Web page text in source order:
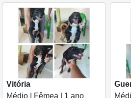
Vitória
Médio | Fêmea | 1 ano